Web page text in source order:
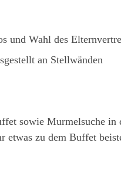
und Wahl des
an Stellwänden
sowie Murmelsuche in
etwas zu dem Buffet